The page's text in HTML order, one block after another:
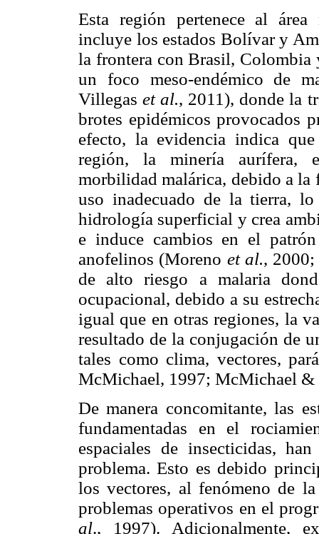
Esta región pertenece al área
incluye los estados Bolívar y
la frontera con Brasil,
un foco meso-endémico de
Villegaset al., 2011), donde la
brotes epidémicos provocados
efecto, la evidencia indica
región, la minería aurífera,
morbilidad malárica, debido a
uso inadecuado de la tierra,
hidrología superficial y crea
e induce cambios en el
anofelinos (Moreno et al., 2000;
de alto riesgo a malaria
ocupacional, debido a su
igual que en otras regiones, la
resultado de la conjugación de
tales como clima, vectores,
McMichael, 1997; McMichael &
De manera concomitante, las
fundamentadas en el
espaciales de insecticidas,
problema. Esto es debido
los vectores, al fenómeno de
problemas operativos en el
al., 1997). Adicionalmente,